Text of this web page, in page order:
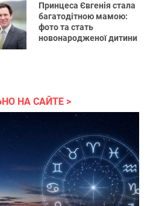
Принцеса Євгенія стала
багатодітною мамою:
фото та стать
новонародженої дитини
НА САЙТЕ